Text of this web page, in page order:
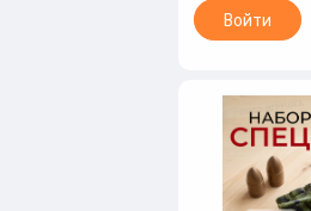
Войти